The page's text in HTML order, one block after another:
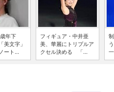
年下
美文字」
ート...
フィギュア・中井亜
美、華麗にトリプルア
クセル決める 「...